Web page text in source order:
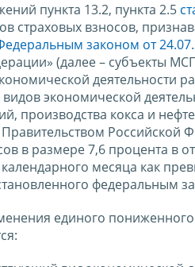
пункта 13.2, пункта 2.5
страховых взносов,
законом от
(далее – субъекты
деятельности
видов экономической
производства кокса и
Российской
в размере 7,6 процента в
месяца как
федеральным
единого